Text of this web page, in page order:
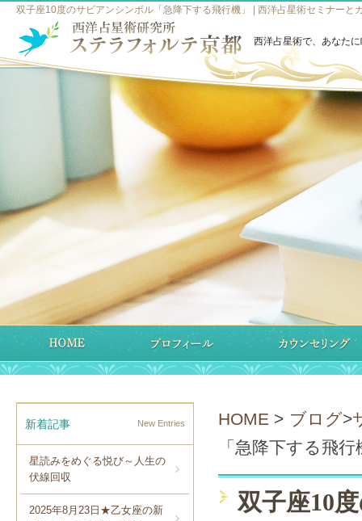
双子座10度のサビアンシンボル「急降下する飛行機」 | 西洋占星術セミナーと
西洋占星術で、あなた
新着記事 New Entries
星読みをめぐる悦び～人生の
伏線回収
2025年8月23日★乙女座の新
HOME > ブログ>
「急降下する飛行
双子座10